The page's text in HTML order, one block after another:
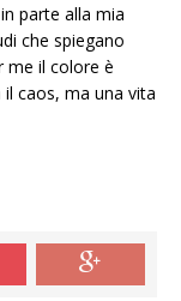
parte alla mia
che spiegano
me il colore è
caos, ma una vita